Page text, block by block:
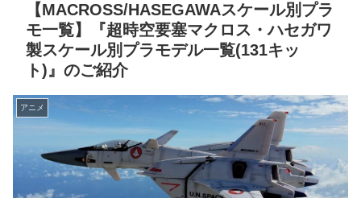
【MACROSS/HASEGAWAスケール別プラ
モ一覧】『超時空要塞マクロス・ハセガワ
製スケール別プラモデル一覧(131キッ
ト)』のご紹介
アニメ